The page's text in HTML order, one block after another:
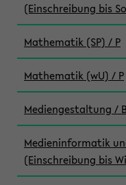
(Einschreibung bis
Mathematik (SP) / P
Mathematik (wU) / P
Mediengestaltung /
Medieninformatik
(Einschreibung bis